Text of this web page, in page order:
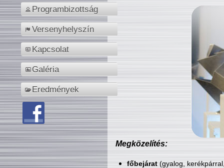
Programbizottság
Versenyhelyszín
Kapcsolat
Galéria
Eredmények
Megközelítés:
főbejárat(gyalog,